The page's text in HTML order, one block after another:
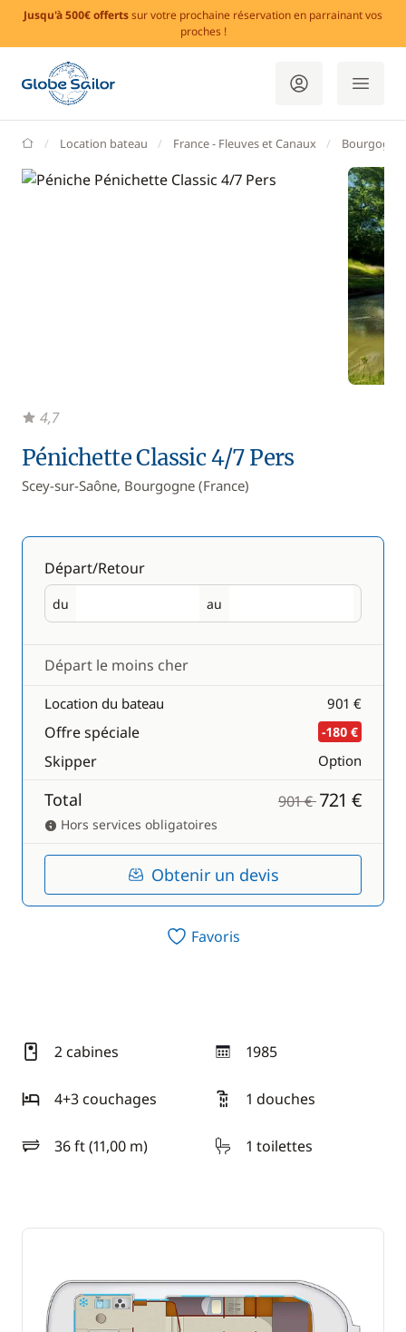
Jusqu'à 500€ offertssur votre prochaine réservation en parrainant vos
proches !
GlobeSailor
Location bateau France - Fleuves et Canaux Bourgogne
Pénichette Classic 4/7 Pers
Scey-sur-Saône, Bourgogne (France)
4,7
Départ/Retour
du
Départ au
Retour
Départ le moins cher
Location du bateau 901 €
Offre spéciale -180 €
Skipper Option
Total 901 €721 €
Hors services obligatoires
Obtenir un devis
Favoris
2 cabines 1985
année
4+3 couchages
1 douches
36 ft (11,00 m)
longueur 1 toilettes